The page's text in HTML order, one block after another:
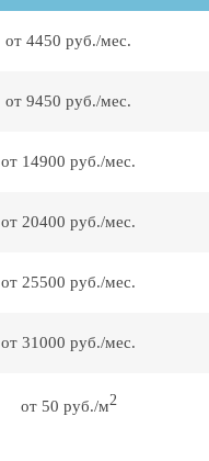
от 4450 руб./мес.
от 9450 руб./мес.
от 14900 руб./мес.
от 20400 руб./мес.
от 25500 руб./мес.
от 31000 руб./мес.
от 50 руб./м2